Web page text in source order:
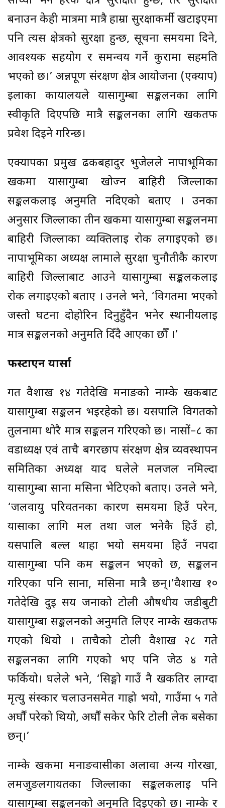
बनाउन केही मात्रमा मात्रै हाम्रा सुरक्षाकर्मी खटाइएमा
पनि त्यस क्षेत्रको सुरक्षा हुन्छ, सूचना समयमा दिने,
आवश्यक सहयोग र समन्वय गर्ने कुरामा सहमति
भएको छ।’ अन्नपूर्ण संरक्षण क्षेत्र आयोजना (एक्याप)
इलाका कार्यालयले यार्सागुम्बा सङ्कलनका लागि
स्वीकृति दिएपछि मात्रै सङ्कलनका लागि खर्कतर्फ
प्रवेश दिइने गरिन्छ।
एक्यापका प्रमुख ढकबहादुर भुजेलले नार्पाभूमिका
खर्कमा यार्सागुम्बा खोज्न बाहिरी जिल्लाका
सङ्कलकलाई अनुमति नदिएको बताए । उनका
अनुसार जिल्लाका तीन खर्कमा यार्सागुम्बा सङ्कलनमा
बाहिरी जिल्लाका व्यक्तिलाई रोक लगाइएको छ।
नार्पाभूमिका अध्यक्ष लामाले सुरक्षा चुनौतीकै कारण
बाहिरी जिल्लाबाट आउने यार्सागुम्बा सङ्कलकलाई
रोक लगाइएको बताए । उनले भने, ‘विगतमा भएको
जस्तो घटना दोहोरिन दिनुहुँदैन भनेर स्थानीयलाई
मात्र सङ्कलनको अनुमति दिँदै आएका छौँ ।’
फस्टाएन यार्सा
गत वैशाख १४ गतेदेखि मनाङको नाम्के खर्कबाट
यार्सागुम्बा सङ्कलन भइरहेको छ। यसपालि विगतको
तुलनामा थोरै मात्र सङ्कलन गरिएको छ। नासों–८ का
वडाध्यक्ष एवं ताचै बगरछाप संरक्षण क्षेत्र व्यवस्थापन
समितिका अध्यक्ष याद घलेले मलजल नमिल्दा
यार्सागुम्बा साना मसिना भेटिएको बताए। उनले भने,
‘जलवायु परिवर्तनका कारण समयमा हिउँ परेन,
यार्साका लागि मल तथा जल भनेकै हिउँ हो,
यसपालि बल्ल थाहा भयो समयमा हिउँ नपर्दा
यार्सागुम्बा पनि कम सङ्कलन भएको छ, सङ्कलन
गरिएका पनि साना, मसिना मात्रै छन्।’वैशाख १०
गतेदेखि दुई सय जनाको टोली औषधीय जडीबुटी
यार्सागुम्बा सङ्कलनको अनुमति लिएर नाम्के खर्कतर्फ
गएको थियो । ताचैको टोली वैशाख २८ गते
सङ्कलनका लागि गएको भए पनि जेठ ४ गते
फर्कियो। घलेले भने, ‘सिङ्गो गाउँ नै खर्कतिर लाग्दा
मृत्यु संस्कार चलाउनसमेत गाह्रो भयो, गाउँमा ५ गते
अर्घौं परेको थियो, अर्घौं सकेर फेरि टोली लेक बसेका
छन्।’
नाम्के खर्कमा मनाङवासीका अलावा अन्य गोरखा,
लमजुङलगायतका जिल्लाका सङ्कलकलाई पनि
यार्सागुम्बा सङ्कलनको अनुमति दिइएको छ। नाम्के र